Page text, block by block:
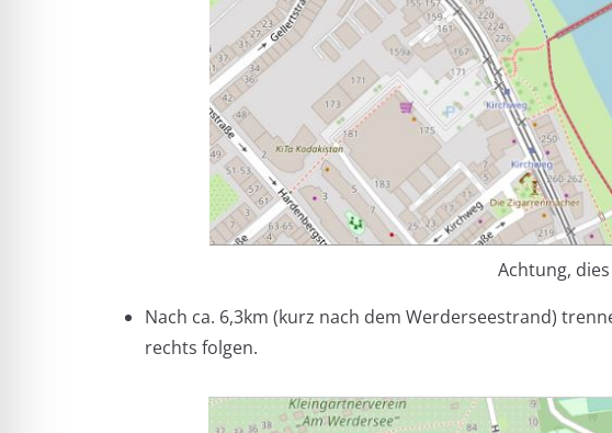
Achtung,
Nach ca. 6,3km (kurz nach dem Werderseestrand)
rechts folgen.